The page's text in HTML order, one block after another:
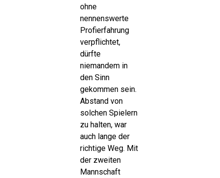
ohne
nennenswerte
Profierfahrung
verpflichtet,
dürfte
niemandem in
den Sinn
gekommen sein.
Abstand von
solchen Spielern
zu halten, war
auch lange der
richtige Weg. Mit
der zweiten
Mannschaft